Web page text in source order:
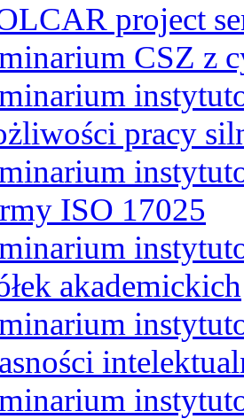
project
CSZ z
pracy
ISO 17025
akademickich